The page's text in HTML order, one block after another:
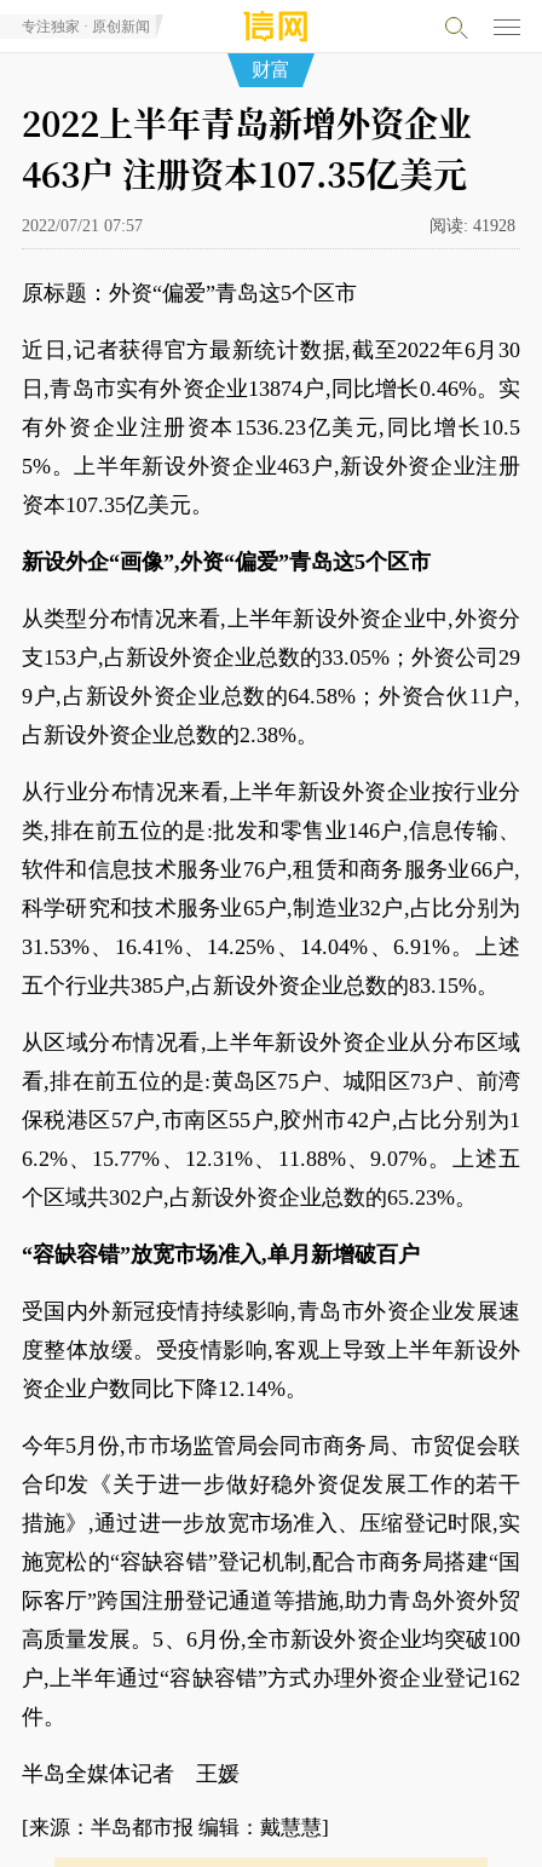
专注独家 · 原创新闻
财富
2022上半年青岛新增外资企业
463户 注册资本107.35亿美元
2022/07/21 07:57 阅读: 41928
原标题：外资“偏爱”青岛这5个区市
近日,记者获得官方最新统计数据,截至2022年6月30
日,青岛市实有外资企业13874户,同比增长0.46%。实
有外资企业注册资本1536.23亿美元,同比增长10.5
5%。上半年新设外资企业463户,新设外资企业注册
资本107.35亿美元。
新设外企“画像”,外资“偏爱”青岛这5个区市
从类型分布情况来看,上半年新设外资企业中,外资分
支153户,占新设外资企业总数的33.05%；外资公司29
9户,占新设外资企业总数的64.58%；外资合伙11户,
占新设外资企业总数的2.38%。
从行业分布情况来看,上半年新设外资企业按行业分
类,排在前五位的是:批发和零售业146户,信息传输、
软件和信息技术服务业76户,租赁和商务服务业66户,
科学研究和技术服务业65户,制造业32户,占比分别为
31.53%、16.41%、14.25%、14.04%、6.91%。上述
五个行业共385户,占新设外资企业总数的83.15%。
从区域分布情况看,上半年新设外资企业从分布区域
看,排在前五位的是:黄岛区75户、城阳区73户、前湾
保税港区57户,市南区55户,胶州市42户,占比分别为1
6.2%、15.77%、12.31%、11.88%、9.07%。上述五
个区域共302户,占新设外资企业总数的65.23%。
“容缺容错”放宽市场准入,单月新增破百户
受国内外新冠疫情持续影响,青岛市外资企业发展速
度整体放缓。受疫情影响,客观上导致上半年新设外
资企业户数同比下降12.14%。
今年5月份,市市场监管局会同市商务局、市贸促会联
合印发《关于进一步做好稳外资促发展工作的若干
措施》,通过进一步放宽市场准入、压缩登记时限,实
施宽松的“容缺容错”登记机制,配合市商务局搭建“国
际客厅”跨国注册登记通道等措施,助力青岛外资外贸
高质量发展。5、6月份,全市新设外资企业均突破100
户,上半年通过“容缺容错”方式办理外资企业登记162
件。
半岛全媒体记者 王媛
[来源：半岛都市报 编辑：戴慧慧]